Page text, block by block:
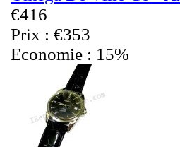
€416
Prix : €353
Economie : 15%